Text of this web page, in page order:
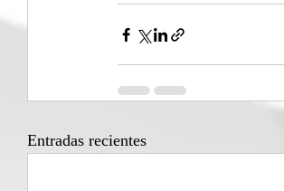
Entradas recientes